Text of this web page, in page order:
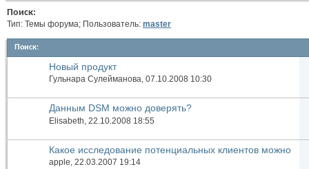
Поиск:
Тип: Темы форума; Пользователь: master
Поиск:
Новый продукт
Гульнара Сулейманова, 07.10.2008 10:30
Данным DSM можно доверять?
Elisabeth , 22.10.2008 18:55
Какое исследование потенциальных клиентов можно
провести на выставке
apple, 22.03.2007 19:14